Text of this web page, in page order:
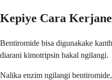
Kepiye Cara
Bentiromide bisa digunakake
diarani kimotripsin bakal ngilangi.
Nalika enzim ngilangi